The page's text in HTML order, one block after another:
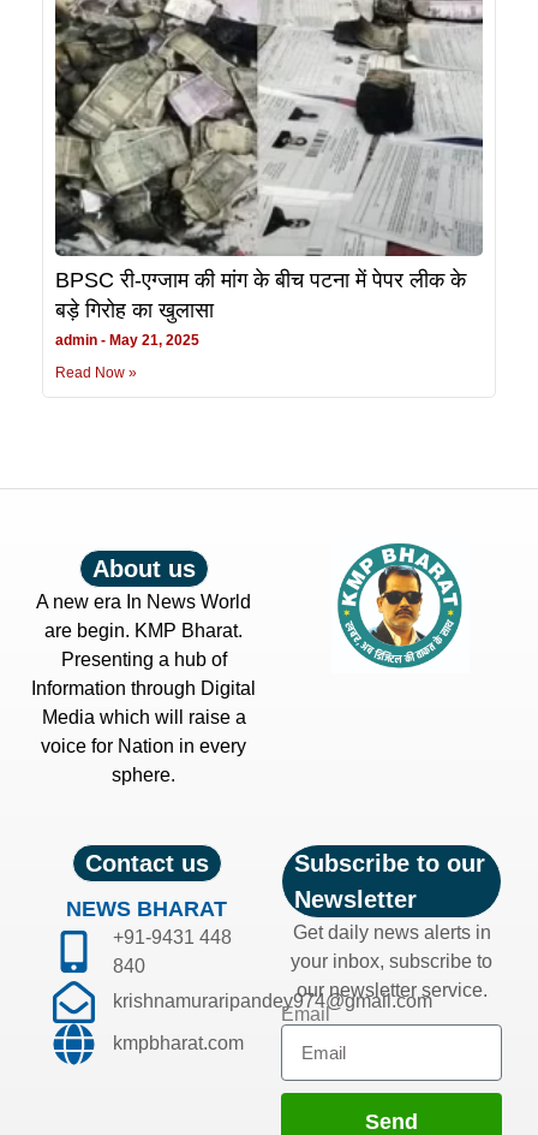
BPSC री-एग्जाम की मांग के बीच पटना में पेपर लीक के
बड़े गिरोह का खुलासा
admin
May 21, 2025
Read Now »
About us
A new era In News World
are begin. KMP Bharat.
Presenting a hub of
Information through Digital
Media which will raise a
voice for Nation in every
sphere.
Contact us
NEWS BHARAT
+91-9431 448
840
krishnamuraripandey974@gmail.com
kmpbharat.com
Subscribe to our
Newsletter
Get daily news alerts in
your inbox, subscribe to
our newsletter service.
Email
Send